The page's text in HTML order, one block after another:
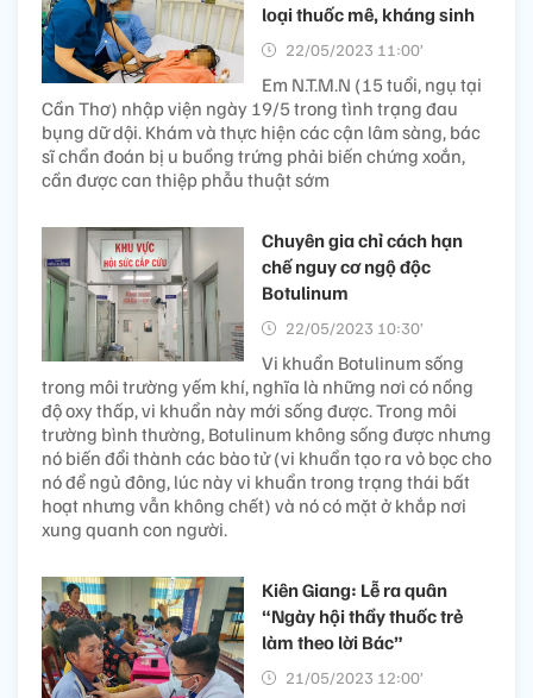
loại thuốc mê, kháng sinh
22/05/2023 11:00’
Em N.T.M.N (15 tuổi, ngụ tại
Cần Thơ) nhập viện ngày 19/5 trong tình trạng đau
bụng dữ dội. Khám và thực hiện các cận lâm sàng, bác
sĩ chẩn đoán bị u buồng trứng phải biến chứng xoắn,
cần được can thiệp phẫu thuật sớm
Chuyên gia chỉ cách hạn
chế nguy cơ ngộ độc
Botulinum
22/05/2023 10:30’
Vi khuẩn Botulinum sống
trong môi trường yếm khí, nghĩa là những nơi có nồng
độ oxy thấp, vi khuẩn này mới sống được. Trong môi
trường bình thường, Botulinum không sống được nhưng
nó biến đổi thành các bào tử (vi khuẩn tạo ra vỏ bọc cho
nó để ngủ đông, lúc này vi khuẩn trong trạng thái bất
hoạt nhưng vẫn không chết) và nó có mặt ở khắp nơi
xung quanh con người.
Kiên Giang: Lễ ra quân
“Ngày hội thầy thuốc trẻ
làm theo lời Bác”
21/05/2023 12:00’